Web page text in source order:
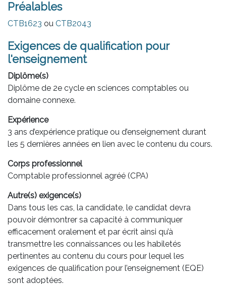
Préalables
CTB1623 ou CTB2043
Exigences de qualification pour
l'enseignement
Diplôme(s)
Diplôme de 2e cycle en sciences comptables ou
domaine connexe.
Expérience
3 ans d’expérience pratique ou d’enseignement durant
les 5 dernières années en lien avec le contenu du cours.
Corps professionnel
Comptable professionnel agréé (CPA)
Autre(s) exigence(s)
Dans tous les cas, la candidate, le candidat devra
pouvoir démontrer sa capacité à communiquer
efficacement oralement et par écrit ainsi qu’à
transmettre les connaissances ou les habiletés
pertinentes au contenu du cours pour lequel les
exigences de qualification pour l’enseignement (EQE)
sont adoptées.